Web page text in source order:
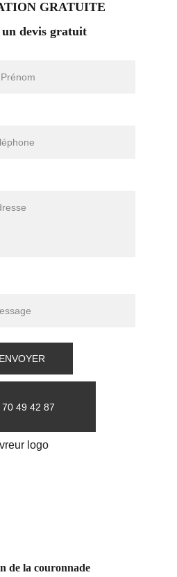
GRATUITE
devis gratuit
ENVOYER
70 49 42 87
de la couronnade